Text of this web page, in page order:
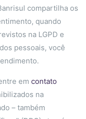
compartilha os
quando
na LGPD e
pessoais, você
em contato
na
– também